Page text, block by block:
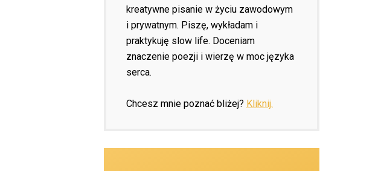
kreatywne pisanie w życiu zawodowym
i prywatnym. Piszę, wykładam i
praktykuję slow life. Doceniam
znaczenie poezji i wierzę w moc języka
serca.
Chcesz mnie poznać bliżej? Kliknij.